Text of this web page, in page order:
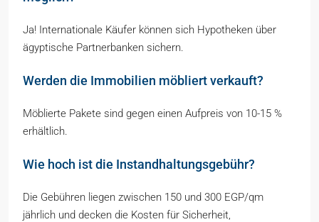
Ja! Internationale Käufer können sich Hypotheken über
ägyptische Partnerbanken sichern.
Werden die Immobilien möbliert verkauft?
Möblierte Pakete sind gegen einen Aufpreis von 10-15 %
erhältlich.
Wie hoch ist die Instandhaltungsgebühr?
Die Gebühren liegen zwischen 150 und 300 EGP/qm
jährlich und decken die Kosten für Sicherheit,